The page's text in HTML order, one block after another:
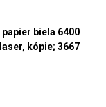
biela 6400
kópie; 3667